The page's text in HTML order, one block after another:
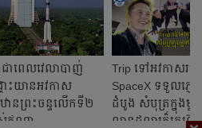
ជា​ពេលវេលា​បាញ់​
ោះ​យានអវកាស​
ានព្រះចន្ទ​លើកទី២
ឥណ្ឌា
Trip ទៅអវកាស​រ
SpaceX ទទួលភ្ញៀ
ដំបូង សំបុត្រក្នុង​ម្ន
លានដុល្លារក៏គេហ៊